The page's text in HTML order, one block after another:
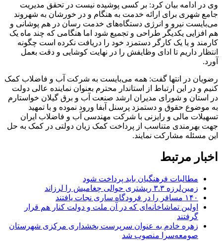
وی در ادامه بیان کرد: بر کسی پوشیده نیست در تحقق مدیریت
جامع شهری برای ارائه خدمت به هنگام و در خورشان به شهروند
می‌بایست نیرو و انرژی دستگاه‌های خدمت رسان در هم پوشانی و
هم افزایی یکدیگر طراحی و تجمیع شود اما هنگامی که چند ماه یک
کارمند و یا یک کارگر دستمزد خود را دریافت نکرده است چگونه
انتظار داریم تا ادای وظایفش را در نهایت کوشایی و دقت بعمل
آورد.
رضویان در انتها گفت: همه می‌بایست به شرکت آب و فاضلاب کمک
کنیم و در این ارتباط از استاندار محترم بعنوان نماینده عالی دولت
در استان و شورای مدیران ارشد صنعت آب و برق گیلان خواستارم
به موضوع حقوق و دستمزد پرسنل آبفا ورود نموده و با تمهید
تسهیلات مالی و رایزنی با شرکت مهندسی آب و فاضلاب ایران
جهت بهرمندی متناسب از پرداخت کمک زیان دولتی در کمک به حل
این مسئله مشارکت نمایند.
اخبار مرتبط
مطالبات فرهنگیان باید پرداخت شود
زمین‌لرزه ۳.۳ ریشتری حوالی چغامیش را لرزاند
۱۴۰ مسافر را در فرودگاه ساری نجات یافتند
اولین تماشاخانه‌ای که در آن ملت و دولت کنار هم قرار
گرفتند
زهره خادم به عنوان سرپرست بخشداری مرکزی شهرستان
صومعه‌سرا منصوب شد